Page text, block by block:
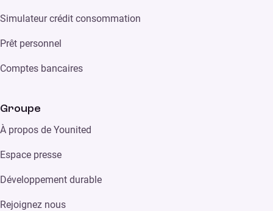
Simulateur crédit consommation
Prêt personnel
Comptes bancaires
Groupe
À propos de Younited
Espace presse
Développement durable
Rejoignez nous